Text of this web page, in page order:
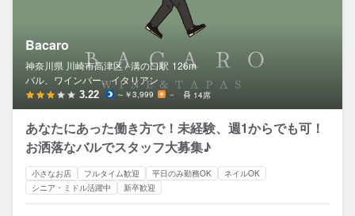
Bacaro
神奈川県 川崎市高津区 / 溝の口駅 126m
バル、ワインバー、イタリアン
3.22 ～￥3,999 － 14席
あなたにあった働き方で！未経験、週1からでも可！
お洒落なバルでスタッフ大募集♪
小さなお店 フルタイム歓迎 平日のみ勤務OK
ネイルOK
シニア・ミドル活躍中
新卒歓迎